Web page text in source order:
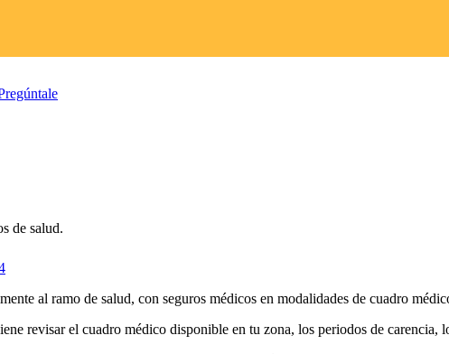
de salud.
al ramo de salud, con seguros médicos en modalidades de cuadro
revisar el cuadro médico disponible en tu zona, los periodos de carencia,